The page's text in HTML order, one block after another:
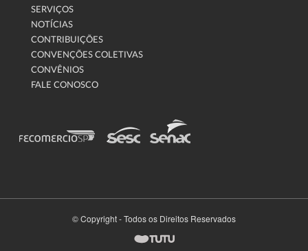
SERVIÇOS
NOTÍCIAS
CONTRIBUIÇÕES
CONVENÇÕES COLETIVAS
CONVÊNIOS
FALE CONOSCO
© Copyright - Todos os Direitos Reservados